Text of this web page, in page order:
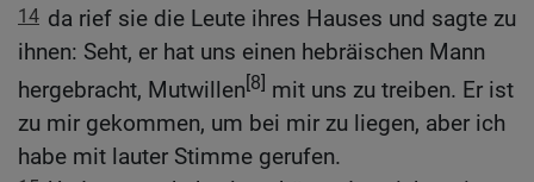
14 da rief sie die Leute ihres Hauses und sagte zu
ihnen: Seht, er hat uns einen hebräischen Mann
hergebracht, Mutwillen[8] mit uns zu treiben. Er ist
zu mir gekommen, um bei mir zu liegen, aber ich
habe mit lauter Stimme gerufen.